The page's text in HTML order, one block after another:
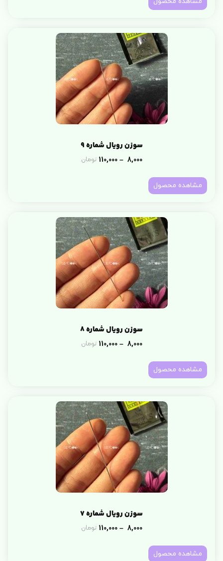
سوزن رویال شماره 9
8,000
–
110,000 تومان
مشاهده محصول
سوزن رویال شماره 8
8,000
–
110,000 تومان
مشاهده محصول
سوزن رویال شماره 7
8,000
–
110,000 تومان
مشاهده محصول